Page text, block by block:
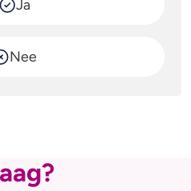
Ja
Nee